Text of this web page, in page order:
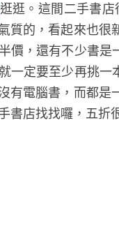
逛逛。這間二手書店
質的，看起來也很
價，還有不少書
一定要至少再挑
有電腦書，而都是
書店找找囉，五折